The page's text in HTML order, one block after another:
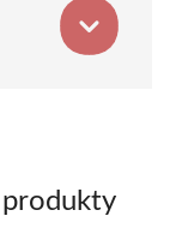
produkty